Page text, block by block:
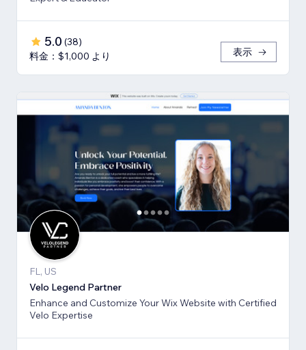
5.0 (38)
料金：$1,000 より
表示
FL, US
Velo Legend Partner
Enhance and Customize Your Wix Website with Certified
Velo Expertise